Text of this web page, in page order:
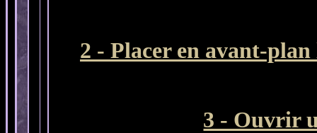
2 - Placer en avant-
3 - Ouvrir